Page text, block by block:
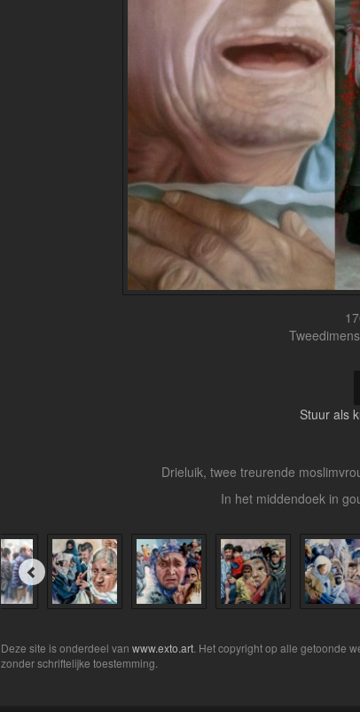
Stuur als
Drieluik, twee treurende
In het middendoek in
Deze site is onderdeel van www.exto.art . Het copyright op alle getoonde
zonder schriftelijke toestemming.